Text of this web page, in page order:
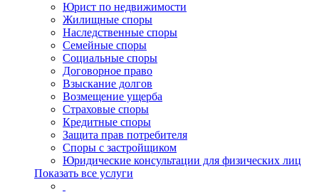
Юрист по недвижимости
Жилищные споры
Наследственные споры
Семейные споры
Социальные споры
Договорное право
Взыскание долгов
Возмещение ущерба
Страховые споры
Кредитные споры
Защита прав потребителя
Споры с застройщиком
Юридические консультации для физических лиц
Показать все услуги